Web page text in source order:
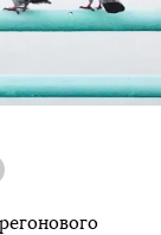
Viber